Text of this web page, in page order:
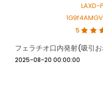
LAXD-
5
2025-08-20 00:00:00
フェラチオ口内発射(吸引